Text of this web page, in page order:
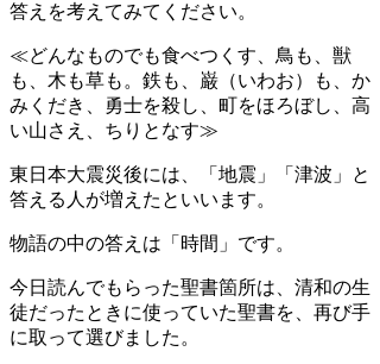
答えを考えてみてください。
≪どんなものでも食べつくす、鳥も、獣
も、木も草も。鉄も、巌（いわお）も、か
みくだき、勇士を殺し、町をほろぼし、高
い山さえ、ちりとなす≫
東日本大震災後には、「地震」「津波」と
答える人が増えたといいます。
物語の中の答えは「時間」です。
今日読んでもらった聖書箇所は、清和の生
徒だったときに使っていた聖書を、再び手
に取って選びました。